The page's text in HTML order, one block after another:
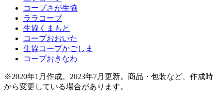
コープさが生協
ララコープ
生協くまもと
コープおおいた
生協コープかごしま
コープおきなわ
※2020年1月作成。2023年7月更新。商品・包装など、作成時
から変更している場合があります。